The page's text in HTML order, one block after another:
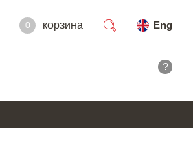
0 корзина
Eng
?